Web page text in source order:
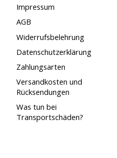
Impressum
AGB
Widerrufsbelehrung
Datenschutzerklärung
Zahlungsarten
Versandkosten und
Rücksendungen
Was tun bei
Transportschäden?